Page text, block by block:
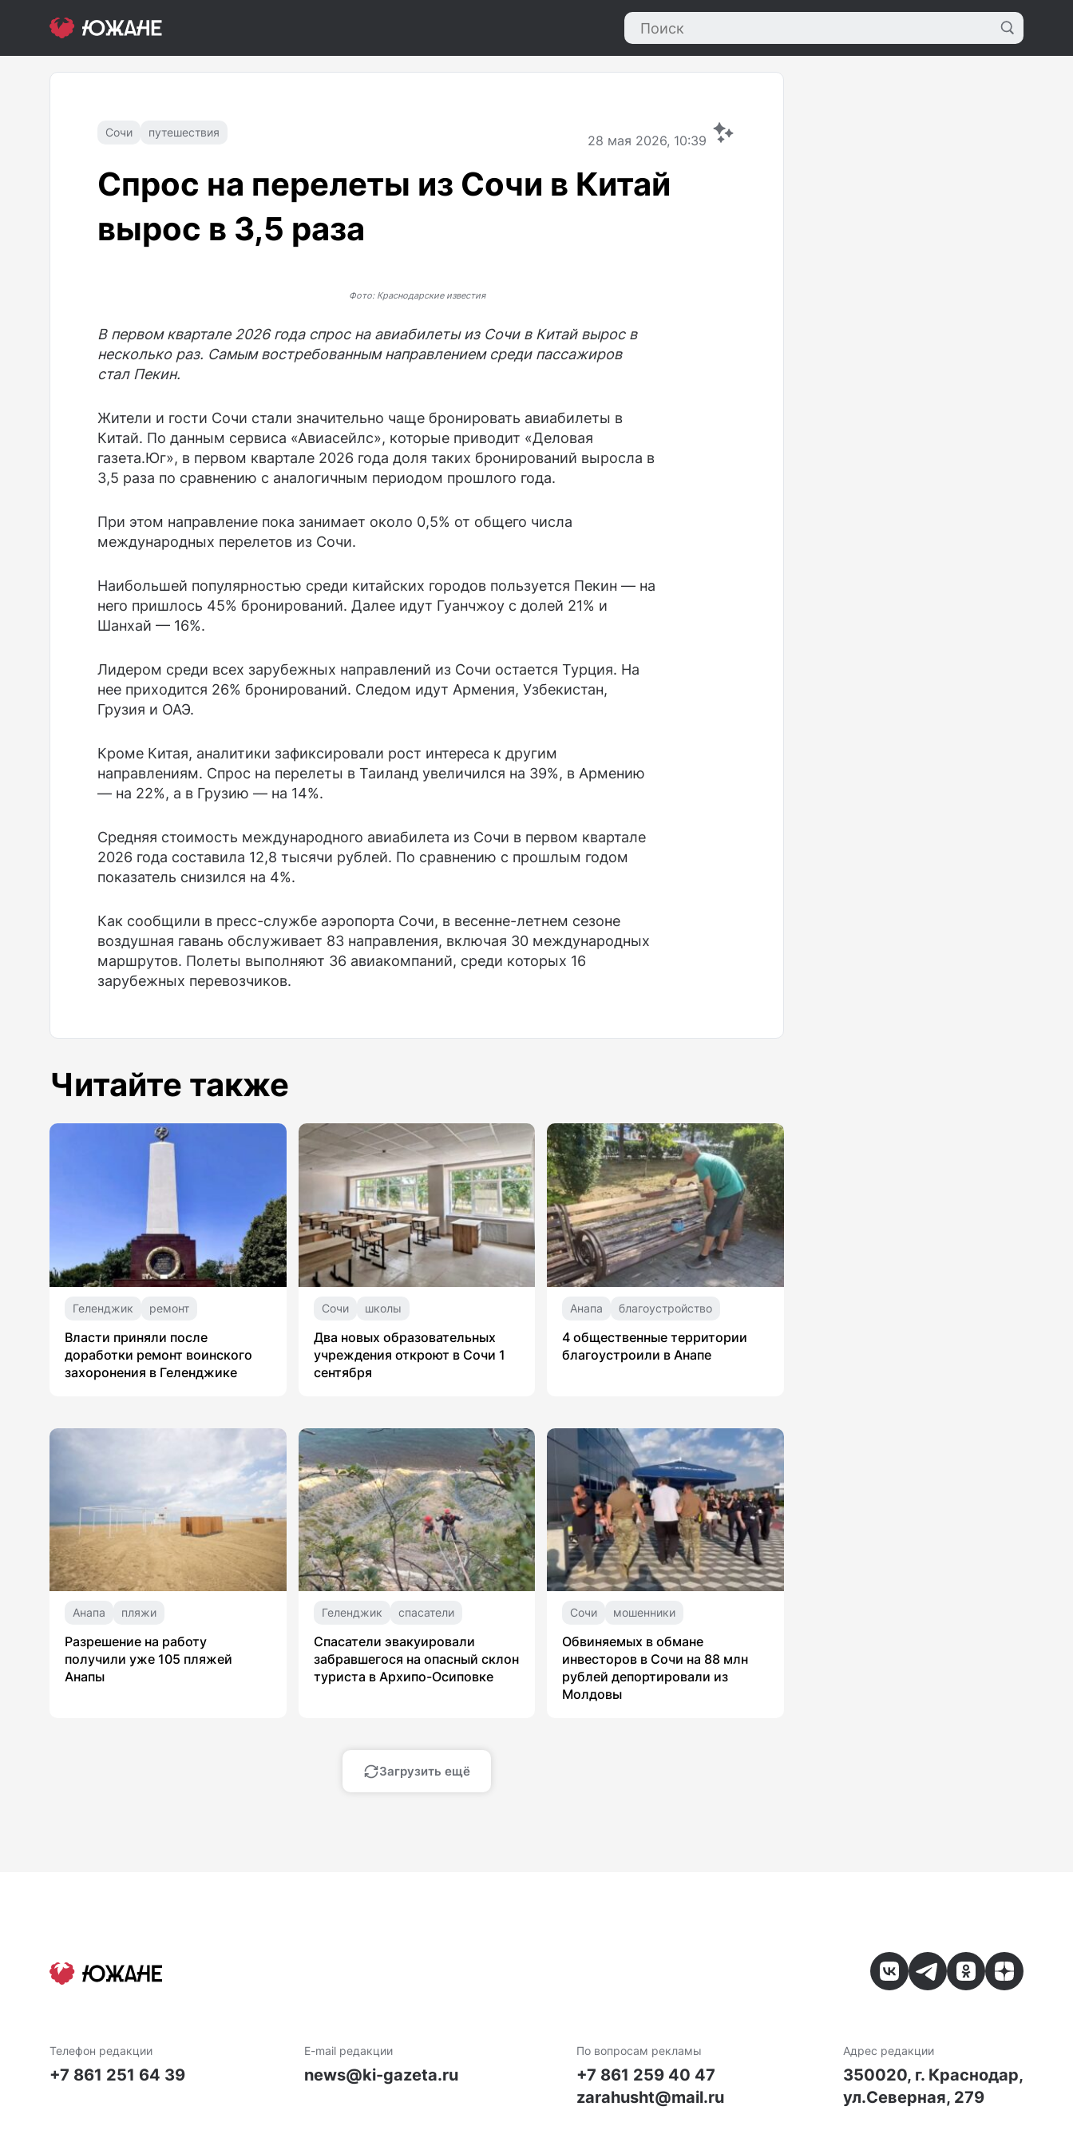
Сочи путешествия
28 мая 2026, 10:39
Спрос на перелеты из Сочи в Китай
вырос в 3,5 раза
Фото: Краснодарские известия
В первом квартале 2026 года спрос на авиабилеты из Сочи в Китай вырос в
несколько раз. Самым востребованным направлением среди пассажиров
стал Пекин.
Жители и гости Сочи стали значительно чаще бронировать авиабилеты в
Китай. По данным сервиса «Авиасейлс», которые приводит «Деловая
газета.Юг», в первом квартале 2026 года доля таких бронирований выросла в
3,5 раза по сравнению с аналогичным периодом прошлого года.
При этом направление пока занимает около 0,5% от общего числа
международных перелетов из Сочи.
Наибольшей популярностью среди китайских городов пользуется Пекин — на
него пришлось 45% бронирований. Далее идут Гуанчжоу с долей 21% и
Шанхай — 16%.
Лидером среди всех зарубежных направлений из Сочи остается Турция. На
нее приходится 26% бронирований. Следом идут Армения, Узбекистан,
Грузия и ОАЭ.
Кроме Китая, аналитики зафиксировали рост интереса к другим
направлениям. Спрос на перелеты в Таиланд увеличился на 39%, в Армению
— на 22%, а в Грузию — на 14%.
Средняя стоимость международного авиабилета из Сочи в первом квартале
2026 года составила 12,8 тысячи рублей. По сравнению с прошлым годом
показатель снизился на 4%.
Как сообщили в пресс-службе аэропорта Сочи, в весенне-летнем сезоне
воздушная гавань обслуживает 83 направления, включая 30 международных
маршрутов. Полеты выполняют 36 авиакомпаний, среди которых 16
зарубежных перевозчиков.
Читайте также
Геленджик ремонт
Власти приняли после
доработки ремонт воинского
захоронения в Геленджике
Сочи школы
Два новых образовательных
учреждения откроют в Сочи 1
сентября
Анапа благоустройство
4 общественные территории
благоустроили в Анапе
Анапа пляжи
Разрешение на работу
получили уже 105 пляжей
Анапы
Геленджик спасатели
Спасатели эвакуировали
забравшегося на опасный склон
туриста в Архипо-Осиповке
Сочи мошенники
Обвиняемых в обмане
инвесторов в Сочи на 88 млн
рублей депортировали из
Молдовы
Загрузить ещё
Телефон редакции
+7 861 251 64 39
E-mail редакции
news@ki-gazeta.ru
По вопросам рекламы
+7 861 259 40 47
zarahusht@mail.ru
Адрес редакции
350020, г. Краснодар,
ул.Северная, 279